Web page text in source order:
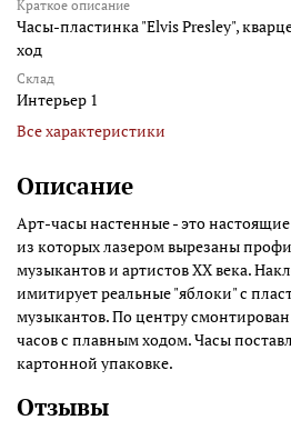
Краткое описание
Часы-пластинка "Elvis Presley",
ход
Склад
Интерьер 1
Все характеристики
Описание
Арт-часы настенные - это
из которых лазером вырезаны
музыкантов и артистов ХХ века.
имитирует реальные "яблоки" с
музыкантов. По центру
часов с плавным ходом. Часы
картонной упаковке.
Отзывы